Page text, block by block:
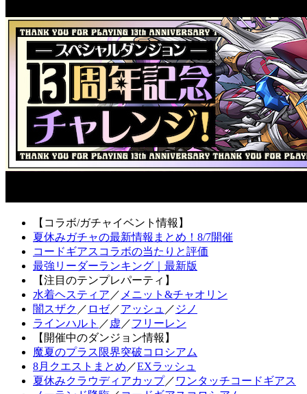
【コラボ/ガチャイベント情報】
夏休みガチャの最新情報まとめ！8/7開催
コードギアスコラボの当たりと評価
最強リーダーランキング｜最新版
【注目のテンプレパーティ】
水着ヘスティア ／ メニット&チャオリン
闇スザク ／ ロゼ／アッシュ ／ ジノ
ラインハルト ／ 虚 ／フリーレン
【開催中のダンジョン情報】
魔夏のプラス限界突破コロシアム
8月クエストまとめ ／EXラッシュ
夏休みクラウディアカップ／ ワンタッチコードギアス